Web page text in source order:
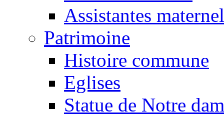
Assistantes
Patrimoine
Histoire commune
Eglises
Statue de Notre